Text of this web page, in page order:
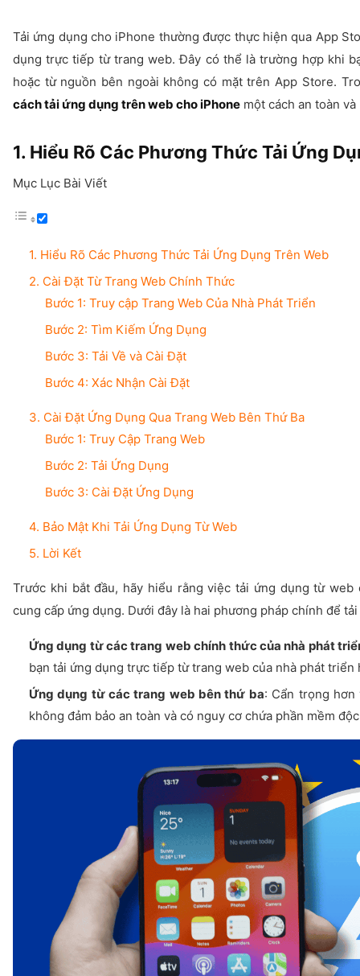
Tải ứng dụng cho iPhone thường được thực hiện qua App
dụng trực tiếp từ trang web. Đây có thể là trường hợp khi
hoặc từ nguồn bên ngoài không có mặt trên App Store.
cách tải ứng dụng trên web cho iPhone một cách an toàn
1. Hiểu Rõ Các Phương Thức Tải Ứng
Mục Lục Bài Viết
1. Hiểu Rõ Các Phương Thức Tải Ứng Dụng Trên Web
2. Cài Đặt Từ Trang Web Chính Thức
Bước 1: Truy cập Trang Web Của Nhà Phát Triển
Bước 2: Tìm Kiếm Ứng Dụng
Bước 3: Tải Về và Cài Đặt
Bước 4: Xác Nhận Cài Đặt
3. Cài Đặt Ứng Dụng Qua Trang Web Bên Thứ Ba
Bước 1: Truy Cập Trang Web
Bước 2: Tải Ứng Dụng
Bước 3: Cài Đặt Ứng Dụng
4. Bảo Mật Khi Tải Ứng Dụng Từ Web
5. Lời Kết
Trước khi bắt đầu, hãy hiểu rằng việc tải ứng dụng từ
cung cấp ứng dụng. Dưới đây là hai phương pháp chính để
Ứng dụng từ các trang web chính thức của nhà phát
bạn tải ứng dụng trực tiếp từ trang web của nhà phát triển
Ứng dụng từ các trang web bên thứ ba: Cẩn trọng
không đảm bảo an toàn và có nguy cơ chứa phần mềm